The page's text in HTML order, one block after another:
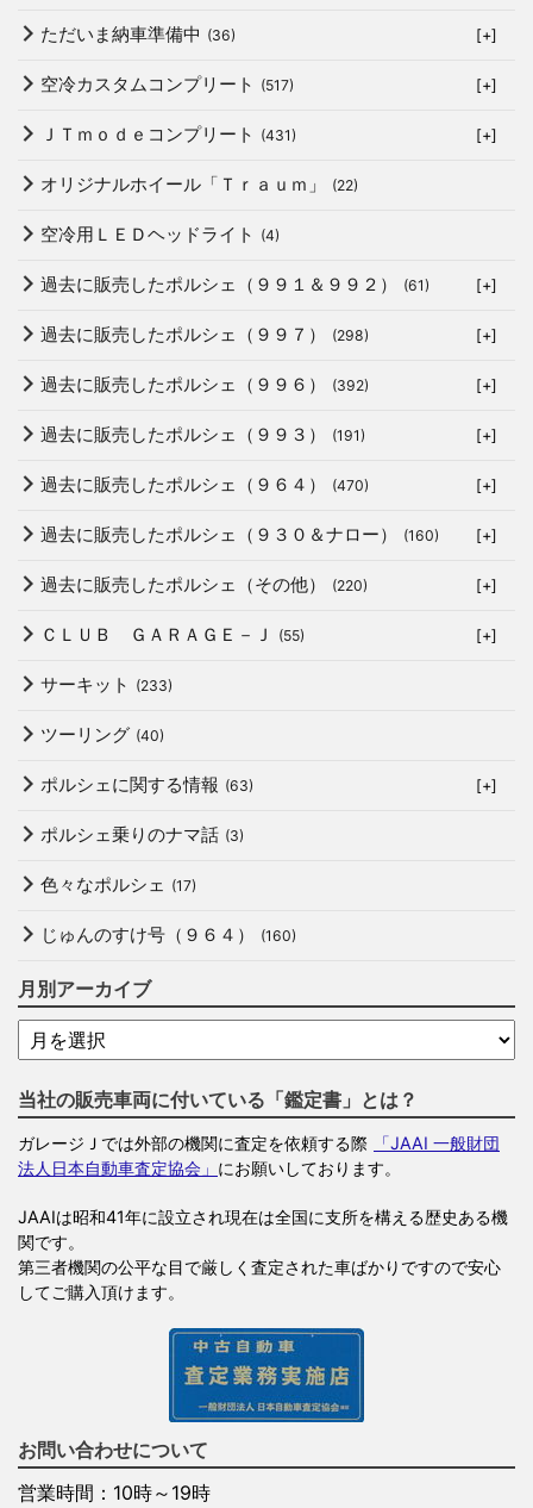
ただいま納車準備中 (36) [+]
空冷カスタムコンプリート (517) [+]
ＪＴｍｏｄｅコンプリート (431) [+]
オリジナルホイール「Ｔｒａｕｍ」 (22)
空冷用ＬＥＤヘッドライト (4)
過去に販売したポルシェ（９９１＆９９２） (61) [+]
過去に販売したポルシェ（９９７） (298) [+]
過去に販売したポルシェ（９９６） (392) [+]
過去に販売したポルシェ（９９３） (191) [+]
過去に販売したポルシェ（９６４） (470) [+]
過去に販売したポルシェ（９３０＆ナロー） (160) [+]
過去に販売したポルシェ（その他） (220) [+]
ＣＬＵＢ ＧＡＲＡＧＥ－Ｊ (55) [+]
サーキット (233)
ツーリング (40)
ポルシェに関する情報 (63) [+]
ポルシェ乗りのナマ話 (3)
色々なポルシェ (17)
じゅんのすけ号（９６４） (160)
月別アーカイブ
当社の販売車両に付いている「鑑定書」とは？
ガレージＪでは外部の機関に査定を依頼する際
「JAAI 一般財団
法人日本自動車査定協会」 にお願いしております。
JAAIは昭和41年に設立され現在は全国に支所を構える歴史ある機
関です。
第三者機関の公平な目で厳しく査定された車ばかりですので安心
してご購入頂けます。
お問い合わせについて
営業時間：10時～19時